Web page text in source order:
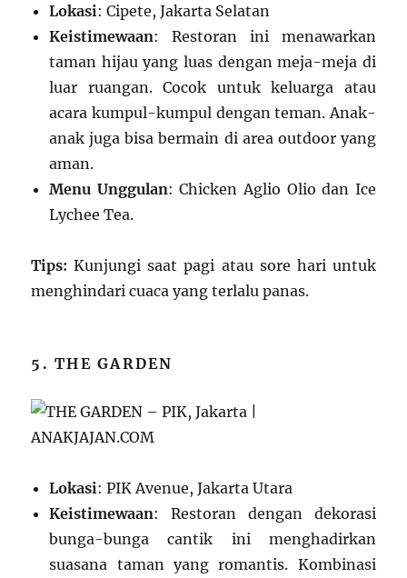
Lokasi: Cipete, Jakarta Selatan
Keistimewaan: Restoran ini menawarkan
taman hijau yang luas dengan meja-meja di
luar ruangan. Cocok untuk keluarga atau
acara kumpul-kumpul dengan teman. Anak-
anak juga bisa bermain di area outdoor yang
aman.
Menu Unggulan: Chicken Aglio Olio dan Ice
Lychee Tea.
Tips: Kunjungi saat pagi atau sore hari untuk
menghindari cuaca yang terlalu panas.
5. THE GARDEN
Lokasi: PIK Avenue, Jakarta Utara
Keistimewaan: Restoran dengan dekorasi
bunga-bunga cantik ini menghadirkan
suasana taman yang romantis. Kombinasi